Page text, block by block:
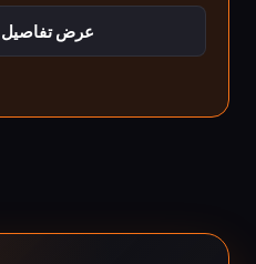
عرض تفاصيل